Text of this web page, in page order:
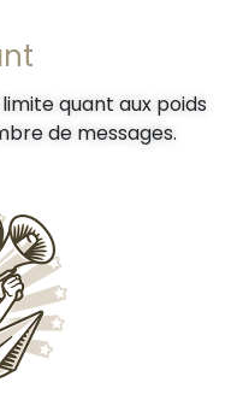
quant aux poids
de messages.